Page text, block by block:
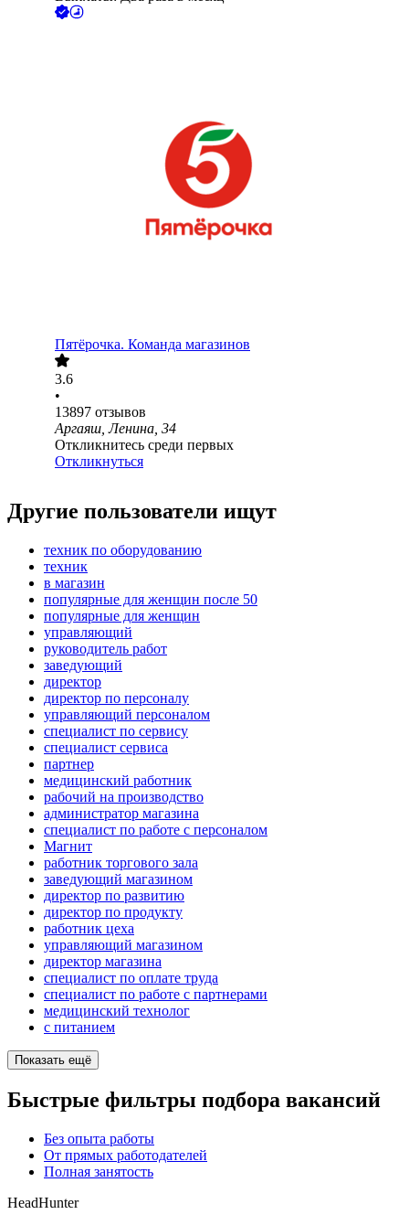
Пятёрочка. Команда магазинов
3.6
•
13897 отзывов
Аргаяш, Ленина, 34
Откликнитесь среди первых
Откликнуться
Другие пользователи ищут
техник по оборудованию
техник
в магазин
популярные для женщин после 50
популярные для женщин
управляющий
руководитель работ
заведующий
директор
директор по персоналу
управляющий персоналом
специалист по сервису
специалист сервиса
партнер
медицинский работник
рабочий на производство
администратор магазина
специалист по работе с персоналом
Магнит
работник торгового зала
заведующий магазином
директор по развитию
директор по продукту
работник цеха
управляющий магазином
директор магазина
специалист по оплате труда
специалист по работе с партнерами
медицинский технолог
с питанием
Показать ещё
Быстрые фильтры подбора вакансий
Без опыта работы
От прямых работодателей
Полная занятость
HeadHunter